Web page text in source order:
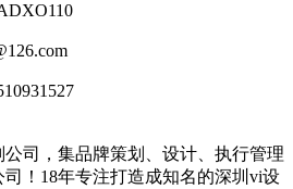
司，集品牌策划、设计、执行管理
！18年专注打造成知名的深圳 vi设